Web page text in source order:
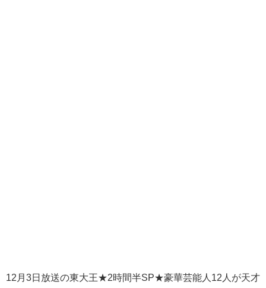
12月3日放送の東大王★2時間半SP★豪華芸能人12人が天才